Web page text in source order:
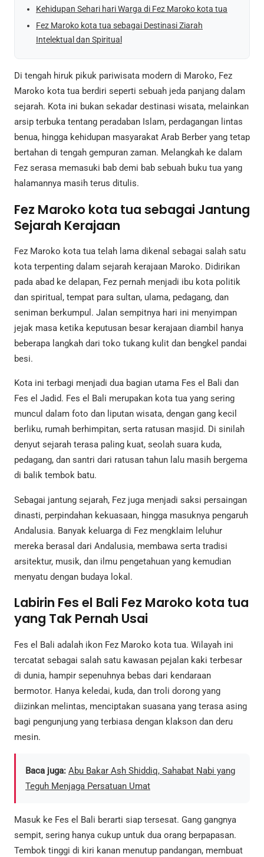
Kehidupan Sehari hari Warga di Fez Maroko kota tua
Fez Maroko kota tua sebagai Destinasi Ziarah
Intelektual dan Spiritual
Di tengah hiruk pikuk pariwisata modern di Maroko, Fez
Maroko kota tua berdiri seperti sebuah jeda panjang dalam
sejarah. Kota ini bukan sekadar destinasi wisata, melainkan
arsip terbuka tentang peradaban Islam, perdagangan lintas
benua, hingga kehidupan masyarakat Arab Berber yang tetap
bertahan di tengah gempuran zaman. Melangkah ke dalam
Fez serasa memasuki bab demi bab sebuah buku tua yang
halamannya masih terus ditulis.
Fez Maroko kota tua sebagai Jantung
Sejarah Kerajaan
Fez Maroko kota tua telah lama dikenal sebagai salah satu
kota terpenting dalam sejarah kerajaan Maroko. Didirikan
pada abad ke delapan, Fez pernah menjadi ibu kota politik
dan spiritual, tempat para sultan, ulama, pedagang, dan
seniman berkumpul. Jalan sempitnya hari ini menyimpan
jejak masa ketika keputusan besar kerajaan diambil hanya
beberapa langkah dari toko tukang kulit dan bengkel pandai
besi.
Kota ini terbagi menjadi dua bagian utama Fes el Bali dan
Fes el Jadid. Fes el Bali merupakan kota tua yang sering
muncul dalam foto dan liputan wisata, dengan gang kecil
berliku, rumah berhimpitan, serta ratusan masjid. Di sinilah
denyut sejarah terasa paling kuat, seolah suara kuda,
pedagang, dan santri dari ratusan tahun lalu masih bergema
di balik tembok batu.
Sebagai jantung sejarah, Fez juga menjadi saksi persaingan
dinasti, perpindahan kekuasaan, hingga masuknya pengaruh
Andalusia. Banyak keluarga di Fez mengklaim leluhur
mereka berasal dari Andalusia, membawa serta tradisi
arsitektur, musik, dan ilmu pengetahuan yang kemudian
menyatu dengan budaya lokal.
Labirin Fes el Bali Fez Maroko kota tua
yang Tak Pernah Usai
Fes el Bali adalah ikon Fez Maroko kota tua. Wilayah ini
tercatat sebagai salah satu kawasan pejalan kaki terbesar
di dunia, hampir sepenuhnya bebas dari kendaraan
bermotor. Hanya keledai, kuda, dan troli dorong yang
diizinkan melintas, menciptakan suasana yang terasa asing
bagi pengunjung yang terbiasa dengan klakson dan deru
mesin.
Baca juga: Abu Bakar Ash Shiddiq, Sahabat Nabi yang
Teguh Menjaga Persatuan Umat
Masuk ke Fes el Bali berarti siap tersesat. Gang gangnya
sempit, sering hanya cukup untuk dua orang berpapasan.
Tembok tinggi di kiri kanan menutup pandangan, membuat